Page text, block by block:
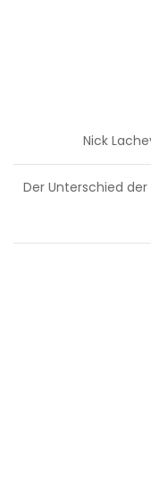
Nick
Der Unterschied